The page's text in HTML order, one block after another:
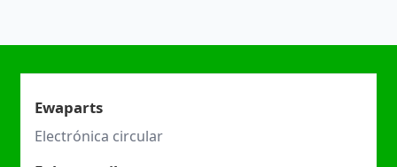
Ewaparts
Electrónica circular